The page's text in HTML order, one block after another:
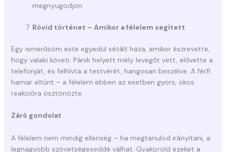
megnyugodjon.
Rövid történet – Amikor a félelem segített
Egy ismerősöm este egyedül sétált haza, amikor észrevette,
hogy valaki követi. Pánik helyett mély levegőt vett, elővette a
telefonját, és felhívta a testvérét, hangosan beszélve. A férfi
hamar eltűnt – a félelem ebben az esetben gyors, okos
reakcióra ösztönözte.
Záró gondolat
A félelem nem mindig ellenség – ha megtanulod irányítani, a
legnagyobb szövetségeseddé válhat. Gyakorold ezeket a